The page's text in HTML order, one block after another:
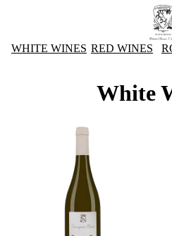
WHITE WINES RED WINES
White